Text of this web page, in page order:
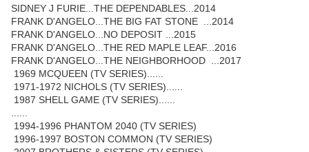
SIDNEY J FURIE...THE DEPENDABLES...2014
FRANK D'ANGELO...THE BIG FAT STONE ...2014
FRANK D'ANGELO...NO DEPOSIT ...2015
FRANK D'ANGELO...THE RED MAPLE LEAF...2016
FRANK D'ANGELO...THE NEIGHBORHOOD ...2017
1969 MCQUEEN (TV SERIES)......
1971-1972 NICHOLS (TV SERIES)......
1987 SHELL GAME (TV SERIES)......
1994-1996 PHANTOM 2040 (TV SERIES)
1996-1997 BOSTON COMMON (TV SERIES)